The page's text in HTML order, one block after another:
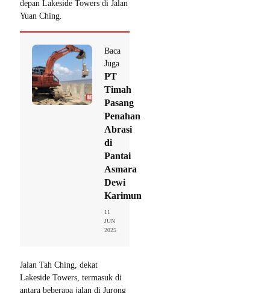
depan Lakeside Towers di Jalan
Yuan Ching.
Baca
Juga
PT
Timah
Pasang
Penahan
Abrasi
di
Pantai
Asmara
Dewi
Karimun
11
JUN
2025
Jalan Tah Ching, dekat
Lakeside Towers, termasuk di
antara beberapa jalan di Jurong